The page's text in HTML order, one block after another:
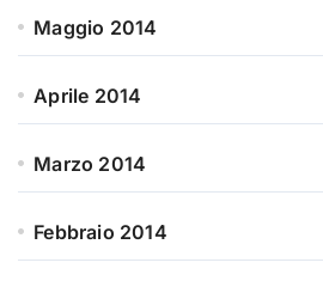
Maggio 2014
Aprile 2014
Marzo 2014
Febbraio 2014